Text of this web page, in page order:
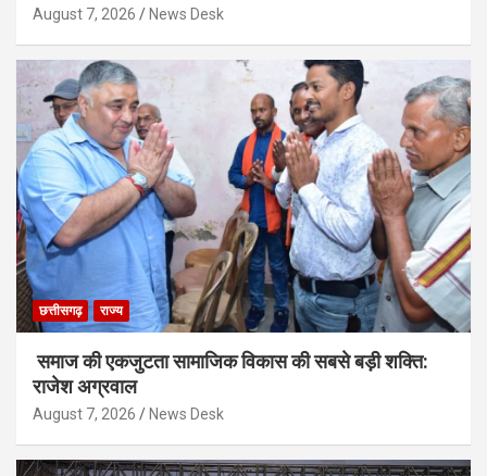
August 7, 2026 News Desk
छत्तीसगढ़ राज्य
समाज की एकजुटता सामाजिक विकास की सबसे बड़ी शक्ति:
राजेश अग्रवाल
August 7, 2026 News Desk